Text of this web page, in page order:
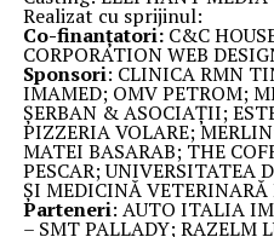
Realizat cu sprijinul:
Co-finanțatori:C&C
CORPORATION WEB
Sponsori: CLINICA RMN
IMAMED; OMV PETROM;
ȘERBAN & ASOCIAȚII;
PIZZERIA VOLARE;
MATEI BASARAB; THE
PESCAR; UNIVERSITATEA
ȘI MEDICINĂ VETERINARĂ
Parteneri: AUTO ITALIA
– SMT PALLADY; RAZELM